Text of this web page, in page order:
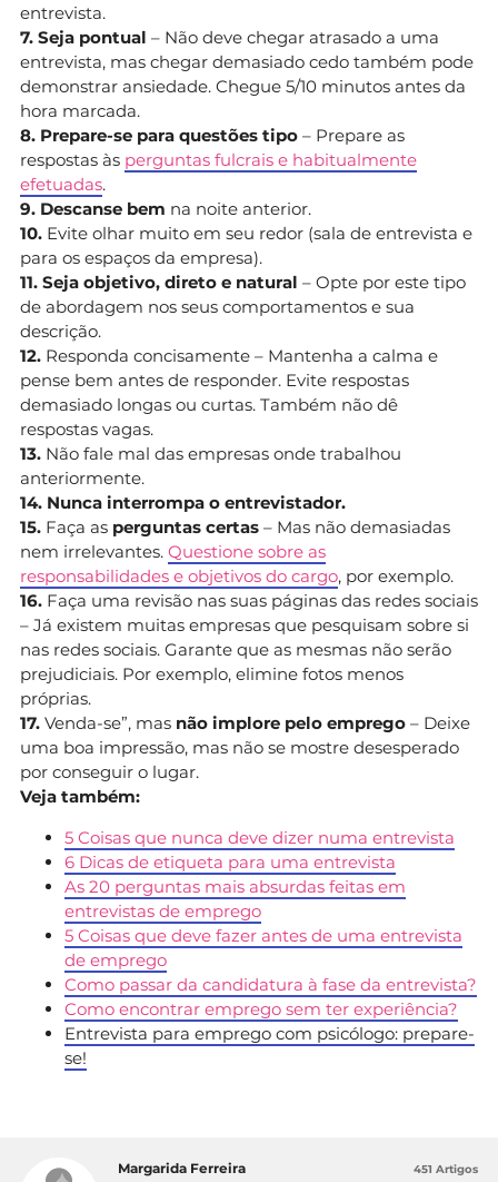
entrevista.
7. Seja pontual – Não deve chegar atrasado a uma
entrevista, mas chegar demasiado cedo também pode
demonstrar ansiedade. Chegue 5/10 minutos antes da
hora marcada.
8. Prepare-se para questões tipo – Prepare as
respostas às perguntas fulcrais e habitualmente
efetuadas.
9. Descanse bem na noite anterior.
10. Evite olhar muito em seu redor (sala de entrevista e
para os espaços da empresa).
11. Seja objetivo, direto e natural – Opte por este tipo
de abordagem nos seus comportamentos e sua
descrição.
12. Responda concisamente – Mantenha a calma e
pense bem antes de responder. Evite respostas
demasiado longas ou curtas. Também não dê
respostas vagas.
13. Não fale mal das empresas onde trabalhou
anteriormente.
14. Nunca interrompa o entrevistador.
15. Faça as perguntas certas – Mas não demasiadas
nem irrelevantes. Questione sobre as
responsabilidades e objetivos do cargo, por exemplo.
16. Faça uma revisão nas suas páginas das redes sociais
– Já existem muitas empresas que pesquisam sobre si
nas redes sociais. Garante que as mesmas não serão
prejudiciais. Por exemplo, elimine fotos menos
próprias.
17. Venda-se”, mas não implore pelo emprego – Deixe
uma boa impressão, mas não se mostre desesperado
por conseguir o lugar.
Veja também:
5 Coisas que nunca deve dizer numa entrevista
6 Dicas de etiqueta para uma entrevista
As 20 perguntas mais absurdas feitas em
entrevistas de emprego
5 Coisas que deve fazer antes de uma entrevista
de emprego
Como passar da candidatura à fase da entrevista?
Como encontrar emprego sem ter experiência?
Entrevista para emprego com psicólogo: prepare-
se!
Margarida Ferreira 451 Artigos